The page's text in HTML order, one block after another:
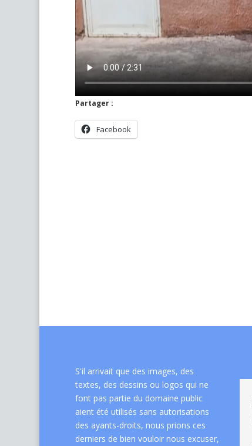
Partager :
Facebook
S'il arrivait que des images, des
textes, des dessins ou logos qui ne
font pas partie du domaine public
aient été utilisés sans autorisations
des ayants-droits, nous prions ces
derniers de bien vouloir nous excuser,